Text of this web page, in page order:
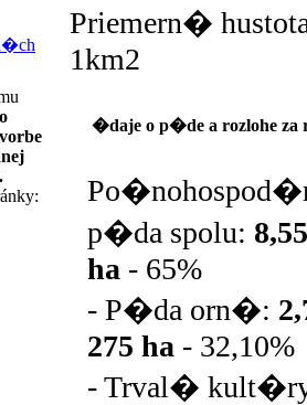
Priemern�
1km2
�daje o p�de a rozlohe za
p�da spolu:
ha - 65%
- P�da orn�:
275 ha - 32,10%
- Trval�